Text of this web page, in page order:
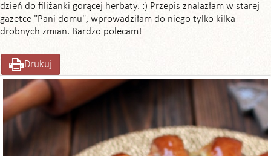
dzień do filiżanki gorącej herbaty. :) Przepis znalazłam w starej
gazetce "Pani domu", wprowadziłam do niego tylko kilka
drobnych zmian. Bardzo polecam!
Drukuj